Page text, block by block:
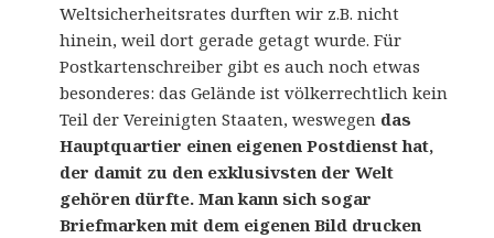
Weltsicherheitsrates durften wir z.B. nicht
hinein, weil dort gerade getagt wurde. Für
Postkartenschreiber gibt es auch noch etwas
besonderes: das Gelände ist völkerrechtlich kein
Teil der Vereinigten Staaten, weswegen das
Hauptquartier einen eigenen Postdienst hat,
der damit zu den exklusivsten der Welt
gehören dürfte. Man kann sich sogar
Briefmarken mit dem eigenen Bild drucken